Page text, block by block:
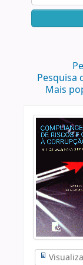
Pesquisa
Mais